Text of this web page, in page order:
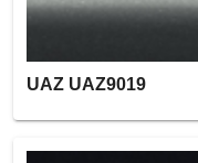
UAZ UAZ9019